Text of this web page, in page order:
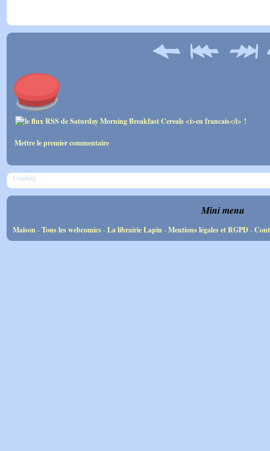
Mettre le premier commentaire
Loading
Mini menu
Maison-Tous les webcomics-La librairie Lapin-Mentions légales et RGPD-